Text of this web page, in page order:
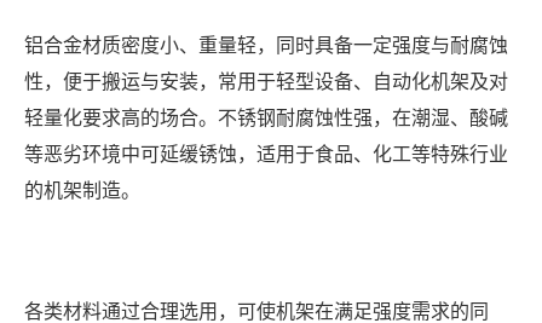
铝合金材质密度小、重量轻，同时具备一定强度与耐腐蚀
性，便于搬运与安装，常用于轻型设备、自动化机架及对
轻量化要求高的场合。不锈钢耐腐蚀性强，在潮湿、酸碱
等恶劣环境中可延缓锈蚀，适用于食品、化工等特殊行业
的机架制造。
各类材料通过合理选用，可使机架在满足强度需求的同